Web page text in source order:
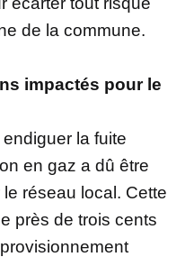
de la commune.
impactés pour le
la fuite
en gaz a dû être
réseau local. Cette
près de trois cents